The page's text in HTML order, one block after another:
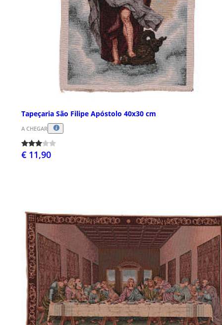
Tapeçaria São Filipe Apóstolo 40x30 cm
A CHEGAR
€ 11,90